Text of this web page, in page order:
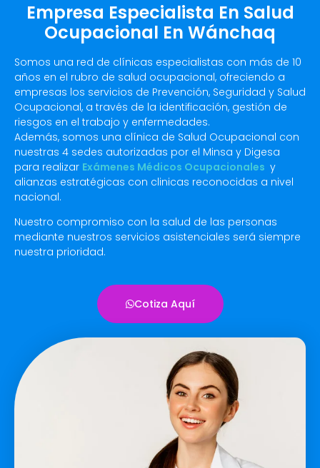
Empresa Especialista En Salud
Ocupacional En Wánchaq
Somos una red de clínicas especialistas con más de 10
años en el rubro de salud ocupacional, ofreciendo a
empresas los servicios de Prevención, Seguridad y Salud
Ocupacional, a través de la identificación, gestión de
riesgos en el trabajo y enfermedades.
Además, somos una clínica de Salud Ocupacional con
nuestras 4 sedes autorizadas por el Minsa y Digesa
para realizar Exámenes Médicos Ocupacionales y
alianzas estratégicas con clinicas reconocidas a nivel
nacional.
Nuestro compromiso con la salud de las personas
mediante nuestros servicios asistenciales será siempre
nuestra prioridad.
Cotiza Aquí